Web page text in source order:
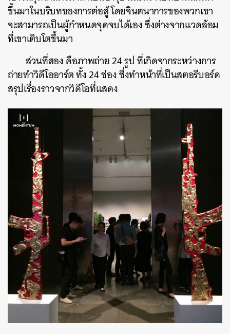
ขึ้นมาในบริบทของการต่อสู้ โดยจินตนาการของพวกเขา
จะสามารถเป็นผู้กำหนดจุดจบได้เอง ซึ่งต่างจากแวดล้อม
ที่เขาเติบโตขึ้นมา
ส่วนที่สอง คือภาพถ่าย 24 รูป ที่เกิดจากระหว่างการ
ถ่ายทำวิดีโออาร์ต ทั้ง 24 ช่อง ซึ่งทำหน้าที่เป็นสตอรีบอร์ด
สรุปเรื่องราวจากวิดีโอที่แสดง